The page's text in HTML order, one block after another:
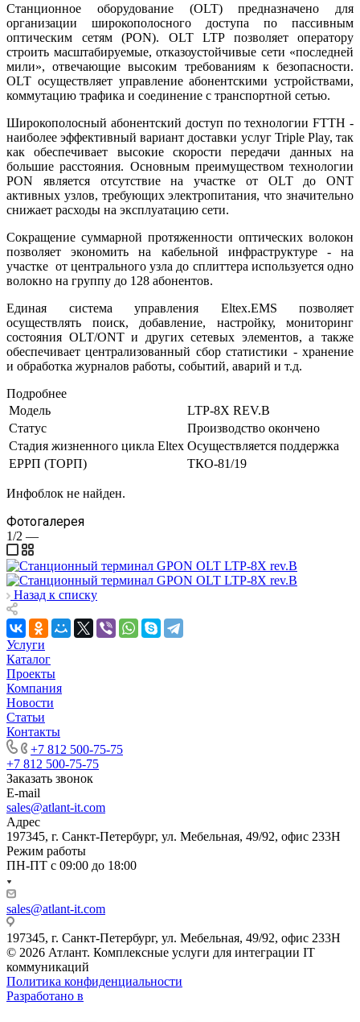
Станционное оборудование (OLT) предназначено для
организации широкополосного доступа по пассивным
оптическим сетям (PON). OLT LTP позволяет оператору
строить масштабируемые, отказоустойчивые сети «последней
мили», отвечающие высоким требованиям к безопасности.
OLT осуществляет управление абонентскими устройствами,
коммутацию трафика и соединение с транспортной сетью.
Широкополосный абонентский доступ по технологии FTTH -
наиболее эффективный вариант доставки услуг Triple Play, так
как обеспечивает высокие скорости передачи данных на
большие расстояния. Основным преимуществом технологии
PON является отсутствие на участке от OLT до ONT
активных узлов, требующих электропитания, что значительно
снижает расходы на эксплуатацию сети.
Сокращение суммарной протяженности оптических волокон
позволяет экономить на кабельной инфраструктуре - на
участке от центрального узла до сплиттера используется одно
волокно на группу до 128 абонентов.
Единая система управления Eltex.EMS позволяет
осуществлять поиск, добавление, настройку, мониторинг
состояния OLT/ONT и других сетевых элементов, а также
обеспечивает централизованный сбор статистики - хранение
и обработка журналов работы, событий, аварий и т.д.
Подробнее
Модель
LTP-8X REV.B
Статус
Производство окончено
Стадия жизненного цикла Eltex Осуществляется поддержка
ЕРРП (ТОРП)
ТКО-81/19
Инфоблок не найден.
Фотогалерея
1/2 —
Назад к списку
Услуги
Каталог
Проекты
Компания
Новости
Статьи
Контакты
+7 812 500-75-75
+7 812 500-75-75
Заказать звонок
E-mail
sales@atlant-it.com
Адрес
197345, г. Санкт-Петербург, ул. Мебельная, 49/92, офис 233Н
Режим работы
ПН-ПТ с 09:00 до 18:00
sales@atlant-it.com
197345, г. Санкт-Петербург, ул. Мебельная, 49/92, офис 233Н
© 2026 Атлант. Комплексные услуги для интеграции IT
коммуникаций
Политика конфиденциальности
Разработано в